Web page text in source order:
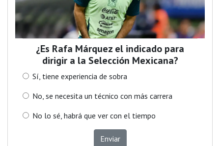
¿Es Rafa Márquez el indicado para
dirigir a la Selección Mexicana?
Sí, tiene experiencia de sobra
No, se necesita un técnico con más carrera
No lo sé, habrá que ver con el tiempo
Enviar